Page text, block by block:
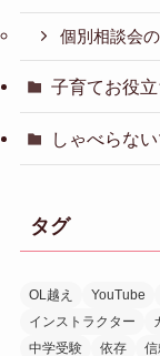
個別相談会
子育てお役
しゃべらな
タグ
OL越え YouTube
インストラクター
中学受験
依存